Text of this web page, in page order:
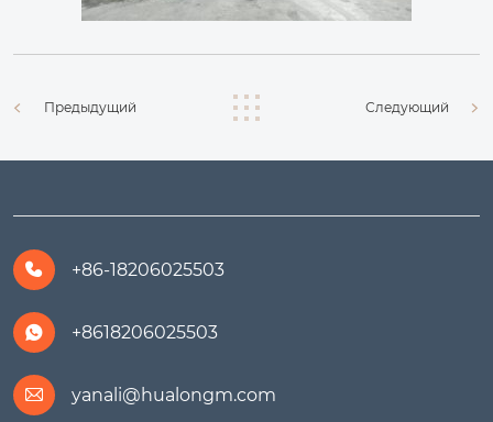
Предыдущий Следующий
 +86-18206025503
 +8618206025503
 yanali@hualongm.com